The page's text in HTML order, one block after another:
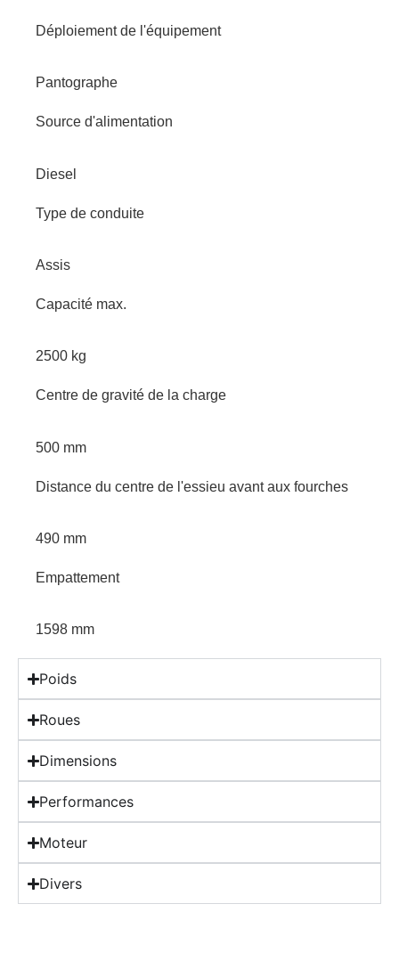
Déploiement de l'équipement
Pantographe
Source d'alimentation
Diesel
Type de conduite
Assis
Capacité max.
2500 kg
Centre de gravité de la charge
500 mm
Distance du centre de l'essieu avant aux fourches
490 mm
Empattement
1598 mm
Poids
Roues
Dimensions
Performances
Moteur
Divers